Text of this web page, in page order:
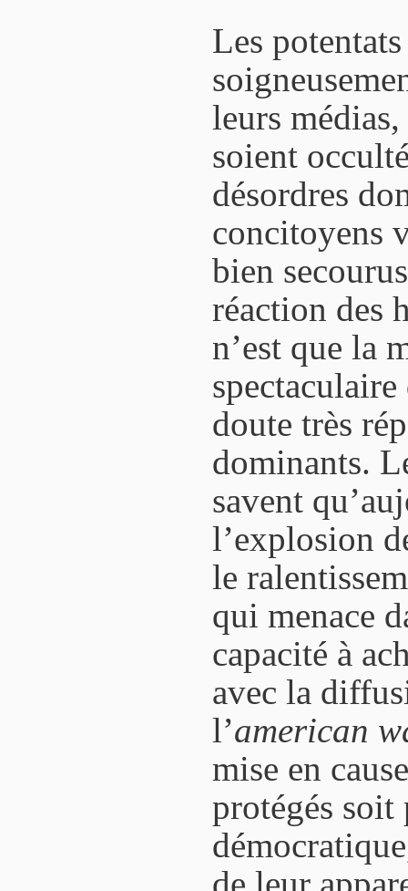
Les
leurs
soient
désordres
concitoyens
bien
réaction des
n’est que la
spectaculaire
doute très
dominants.
savent
l’explosion
le
qui menace
capacité à
avec la
l’american
mise en
protégés